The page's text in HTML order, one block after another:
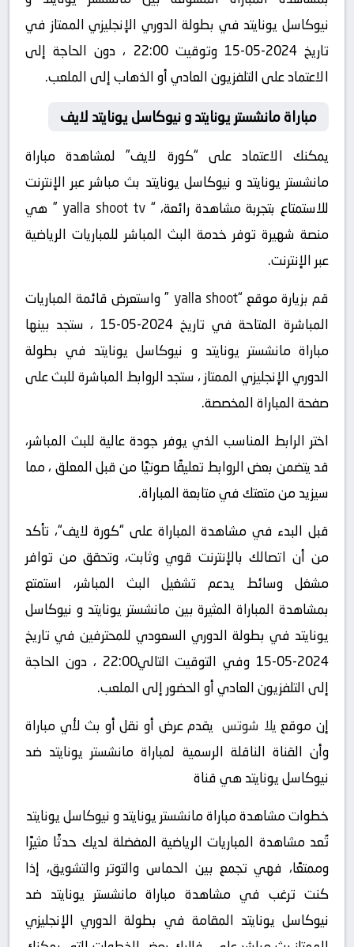
نيوكاسل يونايتد في بطولة الدوري الإنجليزي الممتاز في
تاريخ 2024-05-15 وتوقيت 22:00 ، دون الحاجة إلى
الاعتماد على التلفزيون العادي أو الذهاب إلى الملعب.
مباراة مانشستر يونايتد و نيوكاسل يونايتد لايف
يمكنك الاعتماد على “كورة لايف” لمشاهدة مباراة
مانشستر يونايتد و نيوكاسل يونايتد بث مباشر عبر الإنترنت
للاستمتاع بتجربة مشاهدة رائعة، “ yalla shoot tv ” هي
منصة شهيرة توفر خدمة البث المباشر للمباريات الرياضية
عبر الإنترنت.
قم بزيارة موقع “yalla shoot ” واستعرض قائمة المباريات
المباشرة المتاحة في تاريخ 2024-05-15 ، ستجد بينها
مباراة مانشستر يونايتد و نيوكاسل يونايتد في بطولة
الدوري الإنجليزي الممتاز ، ستجد الروابط المباشرة للبث على
صفحة المباراة المخصصة.
اختر الرابط المناسب الذي يوفر جودة عالية للبث المباشر،
قد يتضمن بعض الروابط تعليقًا صوتيًا من قبل المعلق ، مما
سيزيد من متعتك في متابعة المباراة.
قبل البدء في مشاهدة المباراة على “كورة لايف“، تأكد
من أن اتصالك بالإنترنت قوي وثابت، وتحقق من توافر
مشغل وسائط يدعم تشغيل البث المباشر، استمتع
بمشاهدة المباراة المثيرة بين مانشستر يونايتد و نيوكاسل
يونايتد في بطولة الدوري السعودي للمحترفين في تاريخ
2024-05-15 وفي التوقيت التالي22:00 ، دون الحاجة
إلى التلفزيون العادي أو الحضور إلى الملعب.
إن موقع يلا شوتسيقدم عرض أو نقل أو بث لأي مباراة
وأن القناة الناقلة الرسمية لمباراة مانشستر يونايتد ضد
نيوكاسل يونايتد هي قناة
خطوات مشاهدة مباراة مانشستر يونايتد و نيوكاسل يونايتد
تُعد مشاهدة المباريات الرياضية المفضلة لديك حدثًا مثيرًا
وممتعًا، فهي تجمع بين الحماس والتوتر والتشويق، إذا
كنت ترغب في مشاهدة مباراة مانشستر يونايتد ضد
نيوكاسل يونايتد المقامة في بطولة الدوري الإنجليزي